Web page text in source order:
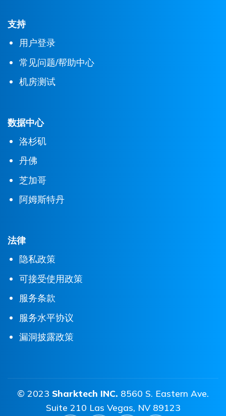
支持
用户登录
常见问题/帮助中心
机房测试
数据中心
洛杉矶
丹佛
芝加哥
阿姆斯特丹
法律
隐私政策
可接受使用政策
服务条款
服务水平协议
漏洞披露政策
© 2023 Sharktech INC. 8560 S. Eastern Ave.
Suite 210 Las Vegas, NV 89123